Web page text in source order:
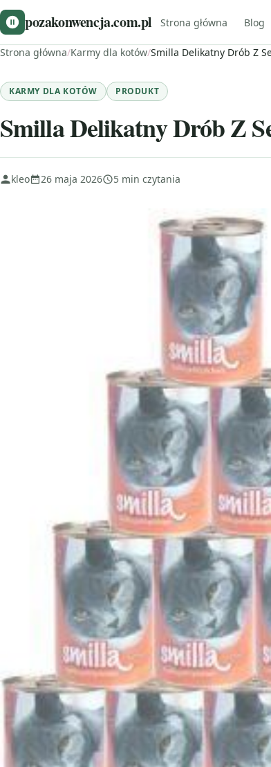
pozakonwencja.com.pl Strona główna Blog
Strona główna/Karmy dla kotów/Smilla Delikatny Drób Z
KARMY DLA KOTÓW PRODUKT
Smilla Delikatny Drób Z
kleo 26 maja 2026 5 min czytania